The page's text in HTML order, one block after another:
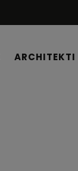
ARCHITEKTI